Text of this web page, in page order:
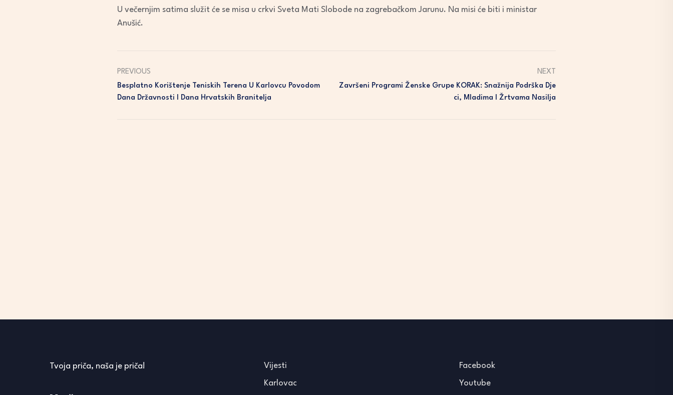
U večernjim satima služit će se misa u crkvi Sveta Mati Slobode na zagrebačkom Jarunu. Na misi će biti i ministar
Anušić.
PREVIOUS
Besplatno Korištenje Teniskih Terena U Karlovcu Povodom
Dana Državnosti I Dana Hrvatskih Branitelja
NEXT
Završeni Programi Ženske Grupe KORAK: Snažnija Podrška Dje
Ci, Mladima I Žrtvama Nasilja
Tvoja priča, naša je priča! Vijesti
Karlovac
Facebook
Youtube